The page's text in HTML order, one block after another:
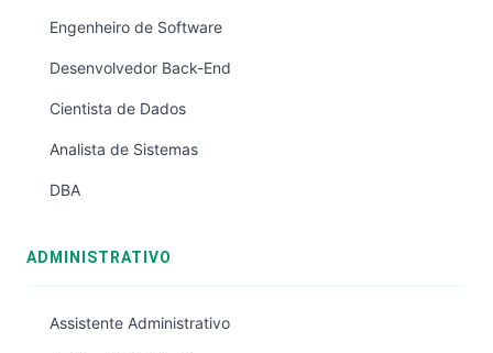
Engenheiro de Software
Desenvolvedor Back-End
Cientista de Dados
Analista de Sistemas
DBA
ADMINISTRATIVO
Assistente Administrativo